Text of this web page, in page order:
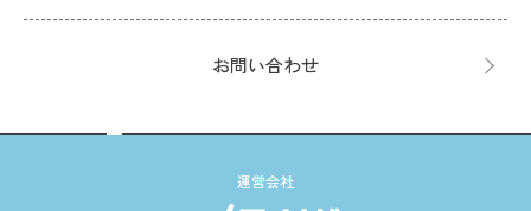
お問い合わせ
運営会社